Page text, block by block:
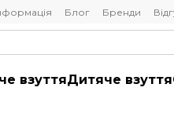
Блог Бренди
взуттяДитяче взуття